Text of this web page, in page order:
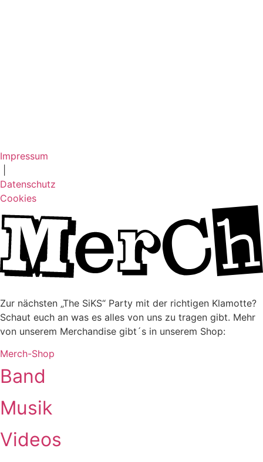
Impressum
Datenschutz
Cookies
Zur nächsten „The SiKS“ Party mit der richtigen Klamotte?
Schaut euch an was es alles von uns zu tragen gibt. Mehr
von unserem Merchandise gibt´s in unserem Shop:
Merch-Shop
Band
Musik
Videos